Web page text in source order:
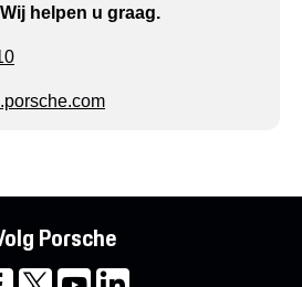
helpen u graag.
Porsche